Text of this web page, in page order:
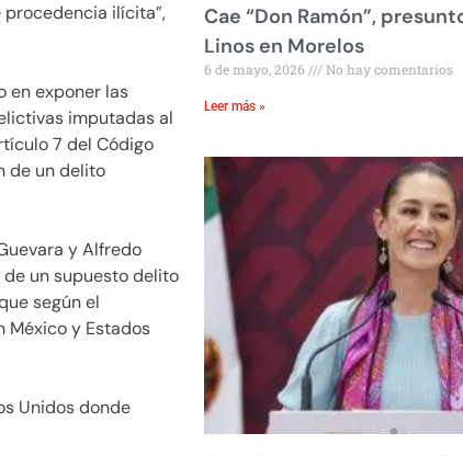
ilícita”,
en exponer las
imputadas al
7 del Código
de un delito
y Alfredo
de un supuesto delito
según el
México y Estados
Unidos donde
Cae “Don Ramón”,
Linos en Morelos
6 de mayo, 2026 No hay comentarios
Leer más »